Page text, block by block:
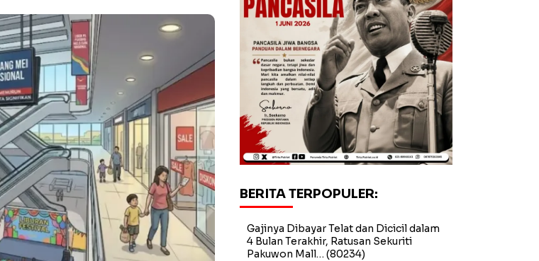
BERITA TERPOPULER:
Gajinya Dibayar Telat dan Dicicil dalam
4 Bulan Terakhir, Ratusan Sekuriti
Pakuwon Mall… (80234)